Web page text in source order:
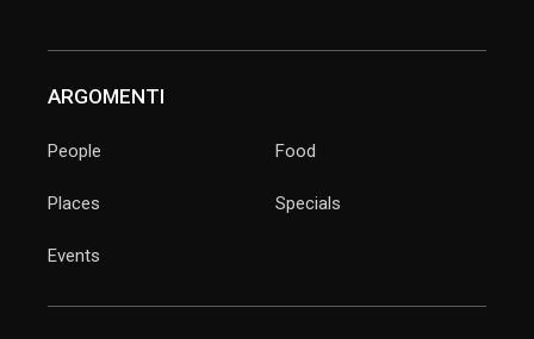
ARGOMENTI
People
Places
Events
Food
Specials